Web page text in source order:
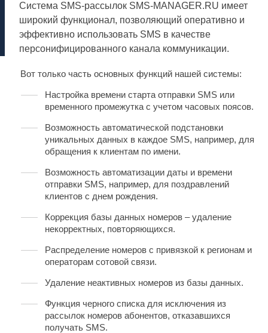
Система SMS-рассылок SMS-MANAGER.RU имеет
широкий функционал, позволяющий оперативно и
эффективно использовать SMS в качестве
персонифицированного канала коммуникации.
Вот только часть основных функций нашей системы:
Настройка времени старта отправки SMS или
временного промежутка с учетом часовых поясов.
Возможность автоматической подстановки
уникальных данных в каждое SMS, например, для
обращения к клиентам по имени.
Возможность автоматизации даты и времени
отправки SMS, например, для поздравлений
клиентов с днем рождения.
Коррекция базы данных номеров – удаление
некорректных, повторяющихся.
Распределение номеров с привязкой к регионам и
операторам сотовой связи.
Удаление неактивных номеров из базы данных.
Функция черного списка для исключения из
рассылок номеров абонентов, отказавшихся
получать SMS.